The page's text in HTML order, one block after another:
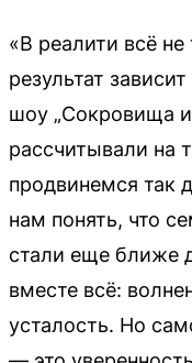
«В реалити всё не
результат
шоу „Сокровища
рассчитывали на
продвинемся так
нам понять, что
стали еще ближе
вместе всё:
усталость. Но